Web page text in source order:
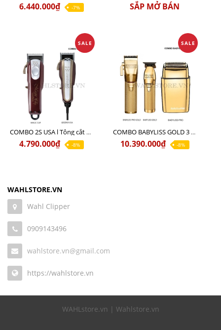
6.440.000₫ -7% SẮP MỞ BÁN
SALE
COMBO 2S USA l Tông cắt LEGEND USA CÓ DÂY 220V + Tông pin MAGIC CLIP
4.790.000₫ -8%
SALE
COMBO BABYLISS GOLD 3 cao cấp chính hãng
10.390.000₫ -8%
WAHLSTORE.VN
Wahl Clipper
0909143496
wahlstore.vn@gmail.com
https://wahlstore.vn
WAHLstore.vn | Wahlstore.vn